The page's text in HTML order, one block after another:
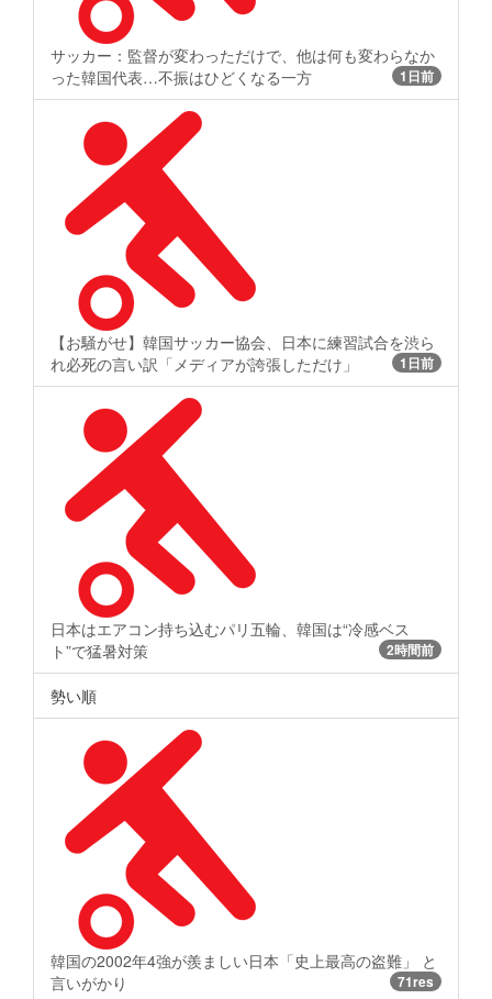
サッカー：監督が変わっただけで、他は何も変わらなか
った韓国代表…不振はひどくなる一方
1日前
【お騒がせ】韓国サッカー協会、日本に練習試合を渋ら
れ必死の言い訳「メディアが誇張しただけ」
1日前
日本はエアコン持ち込むパリ五輪、韓国は“冷感ベス
ト”で猛暑対策
2時間前
勢い順
韓国の2002年4強が羨ましい日本「史上最高の盗難」 と
言いがかり
71res